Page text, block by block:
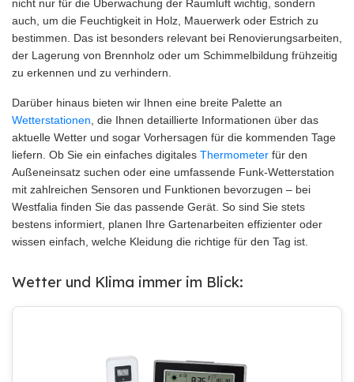
nicht nur für die Überwachung der Raumluft wichtig, sondern
auch, um die Feuchtigkeit in Holz, Mauerwerk oder Estrich zu
bestimmen. Das ist besonders relevant bei Renovierungsarbeiten,
der Lagerung von Brennholz oder um Schimmelbildung frühzeitig
zu erkennen und zu verhindern.
Darüber hinaus bieten wir Ihnen eine breite Palette an
Wetterstationen , die Ihnen detaillierte Informationen über das
aktuelle Wetter und sogar Vorhersagen für die kommenden Tage
liefern. Ob Sie ein einfaches digitales Thermometer für den
Außeneinsatz suchen oder eine umfassende Funk-Wetterstation
mit zahlreichen Sensoren und Funktionen bevorzugen – bei
Westfalia finden Sie das passende Gerät. So sind Sie stets
bestens informiert, planen Ihre Gartenarbeiten effizienter oder
wissen einfach, welche Kleidung die richtige für den Tag ist.
Wetter und Klima immer im Blick: